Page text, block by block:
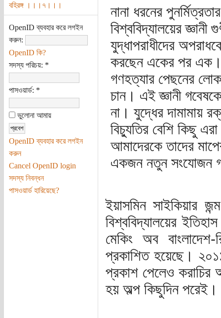
বহিরঙ্গ ।।।৭।।।
OpenID ব্যবহার করে লগইন
করুন:
OpenID কি?
সদস্য পরিচয়: *
পাসওয়ার্ড: *
ভুলোনা আমায়
OpenID ব্যবহার করে লগইন
করুন
Cancel OpenID login
সদস্য নিবন্ধন
পাসওয়ার্ড হারিয়েছে?
নানা ধরনের
বিশ্ববিদ্যালয়ের
যুদ্ধাপরাধীদের
করছেন একের পর এক।
গণহত্যার পেছনের
চান। এই জ্ঞানী
না। যুদ্ধের দামামায়
বিচ্যুতির বেশি কিছু
আমাদেরকে তাদের
একজন নতুন সংযোজন
ইয়াসমিন সাইকিয়ার
বিশ্ববিদ্যালয়ের
মেকিং অব বাংলাদেশ-
প্রকাশিত হয়েছে।
প্রকাশ পেলেও করাচির
হয় অল্প কিছুদিন পরেই।